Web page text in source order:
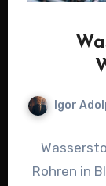
Igor
Rohren in